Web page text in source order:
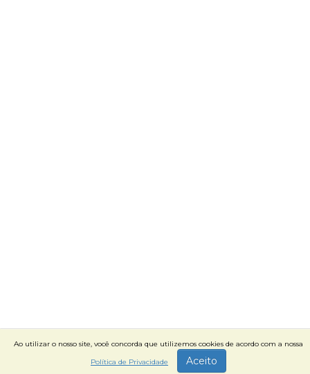
Ao utilizar o nosso site, você concorda que utilizemos cookies de acordo com a nossa
Política de Privacidade
Aceito